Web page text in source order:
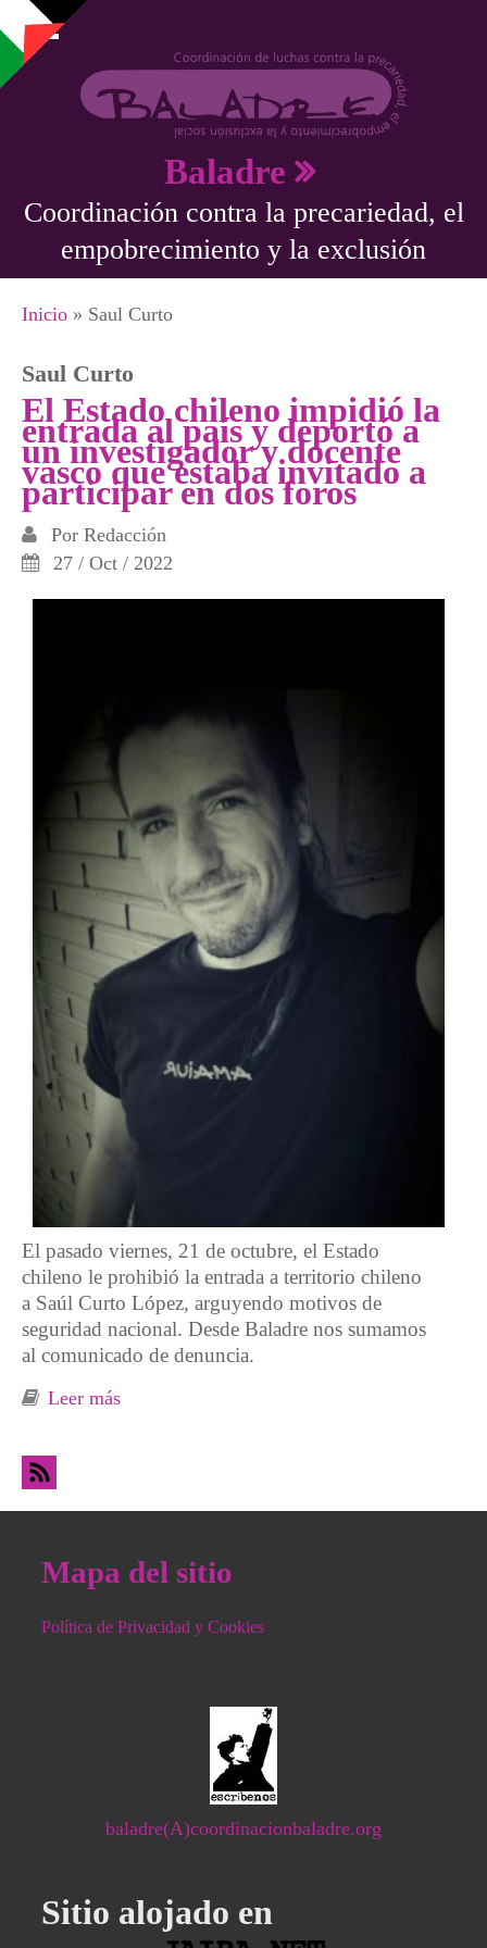
Pasar al contenido principal
Baladre
Coordinación contra la precariedad, el
empobrecimiento y la exclusión
Se encuentra usted aquí
Inicio » Saul Curto
Saul Curto
El Estado chileno impidió la
entrada al país y deportó a
un investigador y docente
vasco que estaba invitado a
participar en dos foros
Por Redacción
27 / Oct / 2022
El pasado viernes, 21 de octubre, el Estado
chileno le prohibió la entrada a territorio chileno
a Saúl Curto López, arguyendo motivos de
seguridad nacional. Desde Baladre nos sumamos
al comunicado de denuncia.
Leer más
Mapa del sitio
Política de Privacidad y Cookies
baladre(A)coordinacionbaladre.org
Sitio alojado en